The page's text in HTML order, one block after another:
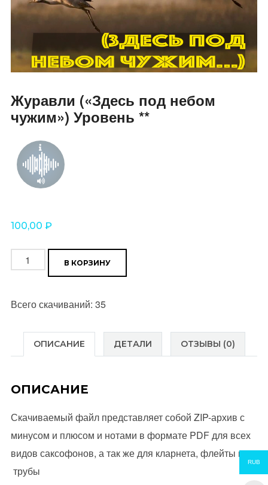
Журавли («Здесь под небом
чужим») Уровень **
100,00 ₽
Количество
товара
("Здесь
небом
чужим")
**
В КОРЗИНУ
Всего скачиваний: 35
ОПИСАНИЕ ДЕТАЛИ ОТЗЫВЫ (0)
ОПИСАНИЕ
Скачиваемый файл представляет собой ZIP-архив с
минусом и плюсом и нотами в формате PDF для всех
видов саксофонов, а так же для кларнета, флейты и
трубы
RUB